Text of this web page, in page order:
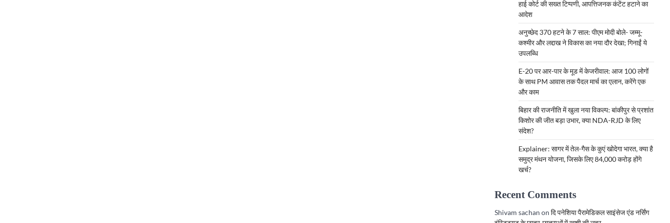
हाई कोर्ट की सख्त टिप्पणी, आपत्तिजनक कंटेंट हटाने का
आदेश
अनुच्छेद 370 हटने के 7 साल: पीएम मोदी बोले- जम्मू-
कश्मीर और लद्दाख ने विकास का नया दौर देखा; गिनाईं ये
उपलब्धि
E-20 पर आर-पार के मूड में केजरीवाल: आज 100 लोगों
के साथ PM आवास तक पैदल मार्च का एलान, करेंगे एक
और काम
बिहार की राजनीति में खुला नया विकल्प: बांकीपुर से प्रशांत
किशोर की जीत बड़ा उभार, क्या NDA-RJD के लिए
संदेश?
Explainer: सागर में तेल-गैस के कुएं खोदेगा भारत, क्या है
समुद्र मंथन योजना, जिसके लिए 84,000 करोड़ होंगे
खर्च?
Recent Comments
Shivam sachan on दि पनेशिया पैरामेडिकल साइंसेज एंड नर्सिंग